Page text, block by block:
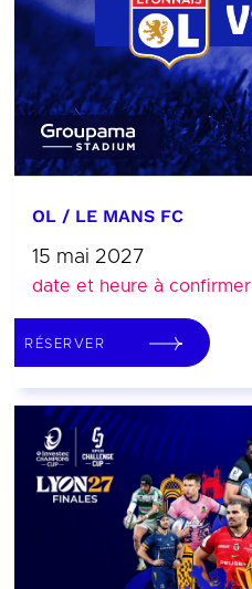
OL / LE MANS FC
15 mai 2027
date et heure à confirmer
RÉSERVER